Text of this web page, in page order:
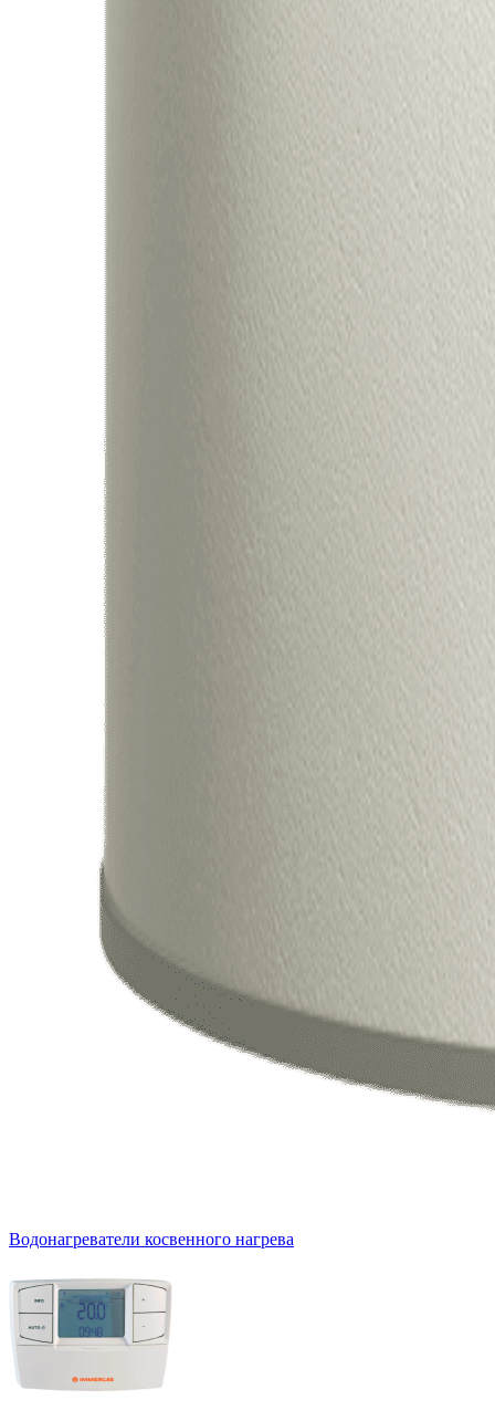
Водонагреватели косвенного нагрева